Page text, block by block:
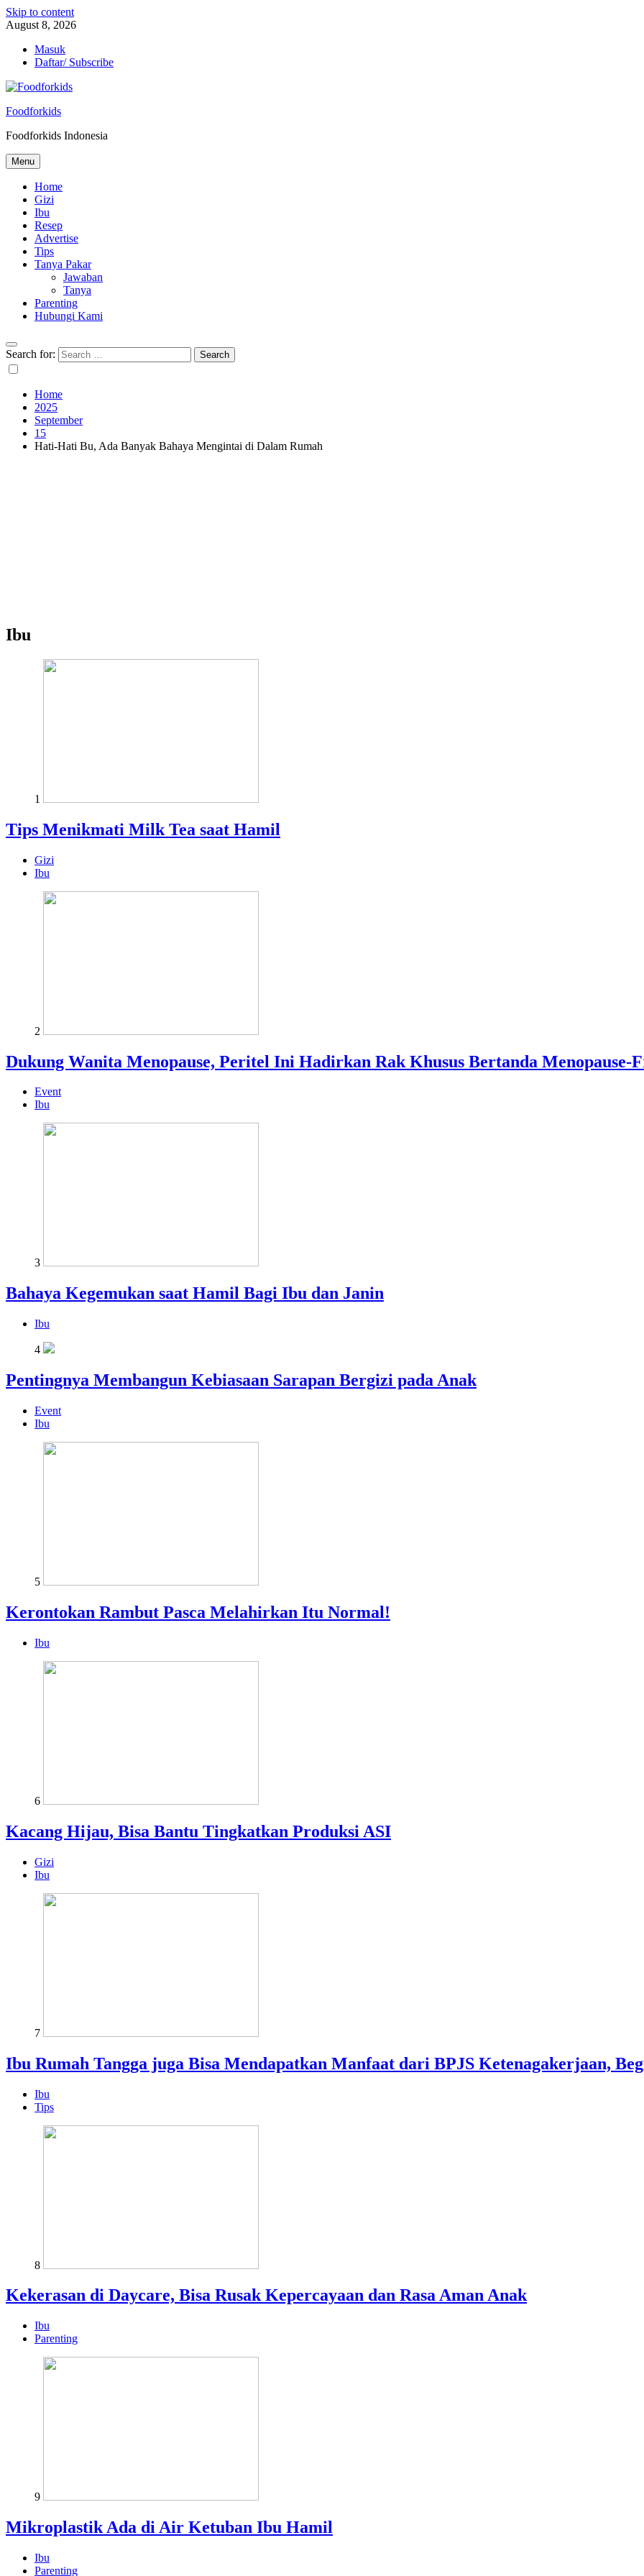
Skip to content
August 8, 2026
Masuk
Daftar/ Subscribe
Foodforkids
Foodforkids Indonesia
Menu
Home
Gizi
Ibu
Resep
Advertise
Tips
Tanya Pakar
Jawaban
Tanya
Parenting
Hubungi Kami
Search for:
Home
2025
September
15
Hati-Hati Bu, Ada Banyak Bahaya Mengintai di Dalam Rumah
Ibu
1
Tips Menikmati Milk Tea saat Hamil
Gizi
Ibu
2
Dukung Wanita Menopause, Peritel Ini Hadirkan Rak Khusus Bertanda Menopause-
Event
Ibu
3
Bahaya Kegemukan saat Hamil Bagi Ibu dan Janin
Ibu
4
Pentingnya Membangun Kebiasaan Sarapan Bergizi pada Anak
Event
Ibu
5
Kerontokan Rambut Pasca Melahirkan Itu Normal!
Ibu
6
Kacang Hijau, Bisa Bantu Tingkatkan Produksi ASI
Gizi
Ibu
7
Ibu Rumah Tangga juga Bisa Mendapatkan Manfaat dari BPJS Ketenagakerjaan,
Ibu
Tips
8
Kekerasan di Daycare, Bisa Rusak Kepercayaan dan Rasa Aman Anak
Ibu
Parenting
9
Mikroplastik Ada di Air Ketuban Ibu Hamil
Ibu
Parenting